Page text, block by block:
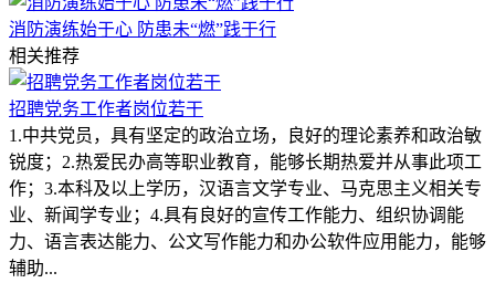
消防演练始于心 防患未“燃”践于行
相关推荐
招聘党务工作者岗位若干
1.中共党员，具有坚定的政治立场，良好的理论素养和政治敏
锐度；2.热爱民办高等职业教育，能够长期热爱并从事此项工
作；3.本科及以上学历，汉语言文学专业、马克思主义相关专
业、新闻学专业；4.具有良好的宣传工作能力、组织协调能
力、语言表达能力、公文写作能力和办公软件应用能力，能够
辅助...